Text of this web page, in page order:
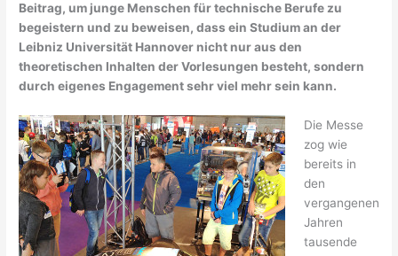
Beitrag, um junge Menschen für technische Berufe zu
begeistern und zu beweisen, dass ein Studium an der
Leibniz Universität Hannover nicht nur aus den
theoretischen Inhalten der Vorlesungen besteht, sondern
durch eigenes Engagement sehr viel mehr sein kann.
Die Messe
zog wie
bereits in
den
vergangenen
Jahren
tausende